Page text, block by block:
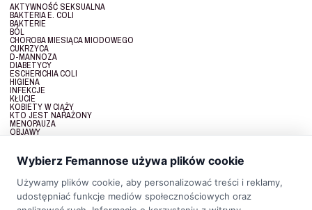
Wybierz Femannose używa plików cookie
Używamy plików cookie, aby personalizować treści i reklamy,
udostępniać funkcje mediów społecznościowych oraz
AKTYWNOŚĆ SEKSUALNA
BAKTERIA E. COLI
BAKTERIE
BÓL
CHOROBA MIESIĄCA MIODOWEGO
CUKRZYCA
D-MANNOZA
DIABETYCY
ESCHERICHIA COLI
HIGIENA
INFEKCJE
KŁUCIE
KOBIETY W CIĄŻY
KTO JEST NARAŻONY
MENOPAUZA
OBJAWY
PIECZENIE
PODWYŻSZONA TEMPERATURA
PRZYCZYNY
PRZYCZYNY ZAPALENIA PĘCHERZA
RODZAJE ZAPALENIA PĘCHERZA
UKŁAD MOCZOWY